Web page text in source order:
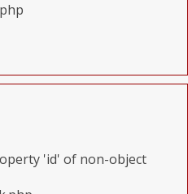
'id' of non-object